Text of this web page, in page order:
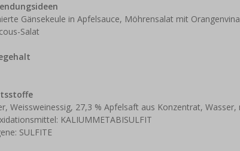
Gänsekeule in Apfelsauce, Möhrensalat mit
Salat
Weissweinessig, 27,3 % Apfelsaft aus Konzentrat,
KALIUMMETABISULFIT
SULFITE